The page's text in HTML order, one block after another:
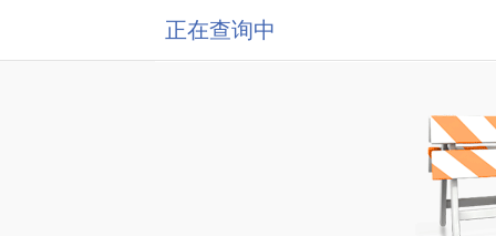
正在查询中